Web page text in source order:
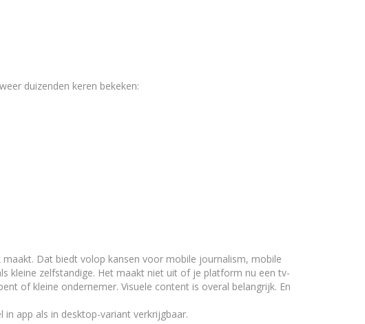
duizenden keren bekeken:
Dat biedt volop kansen voor mobile journalism, mobile
kleine zelfstandige. Het maakt niet uit of je platform nu een tv-
of kleine ondernemer. Visuele content is overal belangrijk. En
app als in desktop-variant verkrijgbaar.